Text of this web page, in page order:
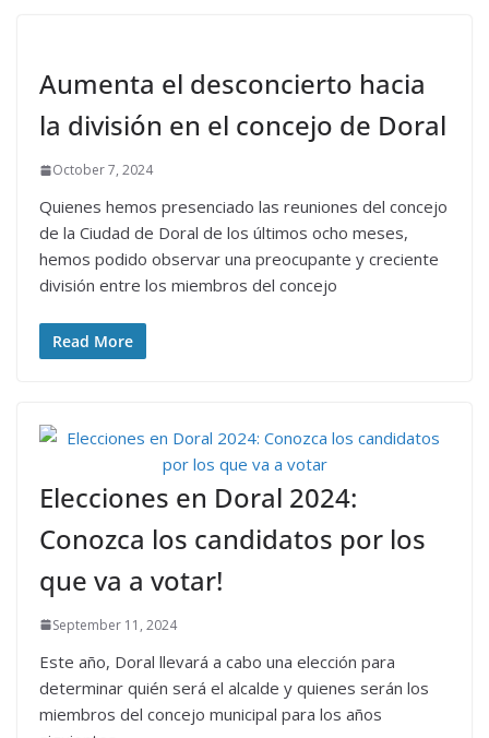
Aumenta el desconcierto hacia
la división en el concejo de Doral
October 7, 2024
Quienes hemos presenciado las reuniones del concejo
de la Ciudad de Doral de los últimos ocho meses,
hemos podido observar una preocupante y creciente
división entre los miembros del concejo
Read More
Elecciones en Doral 2024:
Conozca los candidatos por los
que va a votar!
September 11, 2024
Este año, Doral llevará a cabo una elección para
determinar quién será el alcalde y quienes serán los
miembros del concejo municipal para los años